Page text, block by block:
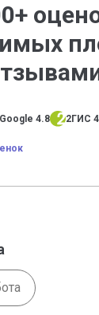
4.8 2ГИС